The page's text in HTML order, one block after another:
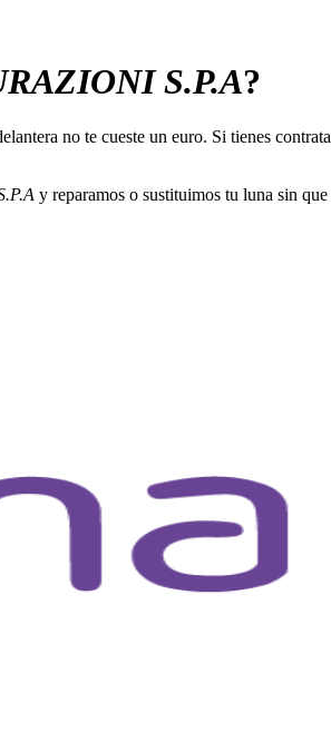
S.P.A?
no te cueste un euro. Si tienes
y reparamos o sustituimos tu luna sin